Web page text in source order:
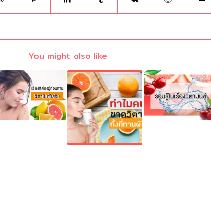
You might also like